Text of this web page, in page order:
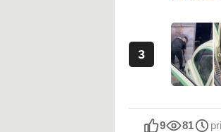
3
9 81